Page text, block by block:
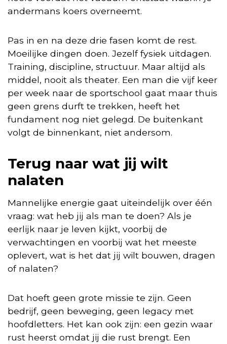
andermans koers overneemt.
Pas in en na deze drie fasen komt de rest.
Moeilijke dingen doen. Jezelf fysiek uitdagen.
Training, discipline, structuur. Maar altijd als
middel, nooit als theater. Een man die vijf keer
per week naar de sportschool gaat maar thuis
geen grens durft te trekken, heeft het
fundament nog niet gelegd. De buitenkant
volgt de binnenkant, niet andersom.
Terug naar wat jij wilt
nalaten
Mannelijke energie gaat uiteindelijk over één
vraag: wat heb jij als man te doen? Als je
eerlijk naar je leven kijkt, voorbij de
verwachtingen en voorbij wat het meeste
oplevert, wat is het dat jij wilt bouwen, dragen
of nalaten?
Dat hoeft geen grote missie te zijn. Geen
bedrijf, geen beweging, geen legacy met
hoofdletters. Het kan ook zijn: een gezin waar
rust heerst omdat jij die rust brengt. Een